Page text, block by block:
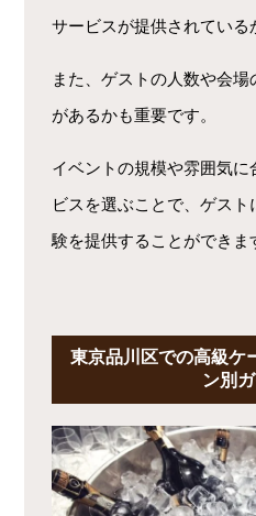
サービスが提供されている
また、ゲストの人数や会
があるかも重要です。
イベントの規模や雰囲気
ビスを選ぶことで、ゲス
験を提供することができま
東京品川区での高級ケ
ン別